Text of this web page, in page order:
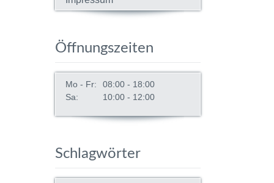
Öffnungszeiten
Mo - Fr:
08:00 - 18:00
Sa:
10:00 - 12:00
Schlagwörter